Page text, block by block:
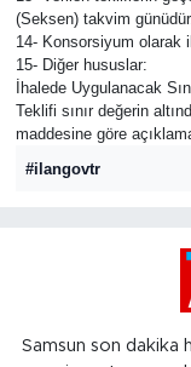
(Seksen) takvim
14- Konsorsiyum olarak
15- Diğer hususlar:
İhalede Uygulanacak
Teklifi sınır değerin
maddesine göre
#ilangovtr
Samsun son dakika